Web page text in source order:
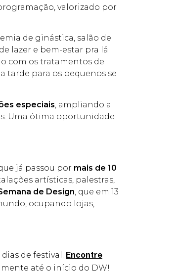
valorizado por
de ginástica, salão de
lazer e bem-estar pra lá
com os tratamentos de
tarde para os pequenos se
especiais, ampliando a
Uma ótima oportunidade
já passou por mais de 10
artísticas, palestras,
de Design, que em 13
ocupando lojas,
dias de festival. Encontre
até o início do DW!